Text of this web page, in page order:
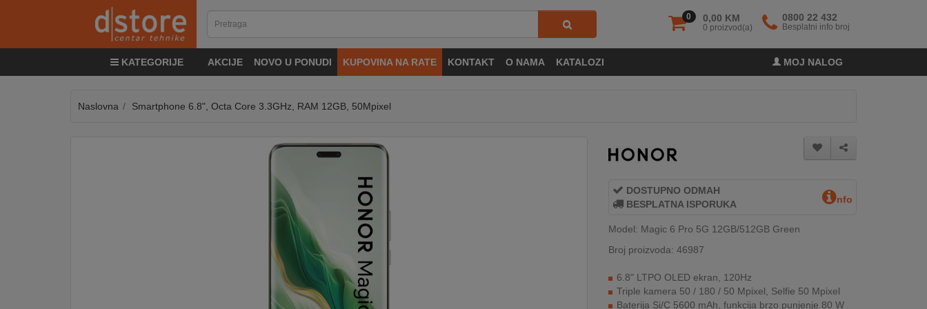
0 0,00 KM
0 proizvod(a)
0800 22 432
Besplatni info broj
KATEGORIJE AKCIJE NOVO U PONUDI KUPOVINA NA RATE KONTAKT O NAMA KATALOZI MOJ NALOG
&
Naslovna Smartphone 6.8", Octa Core 3.3GHz, RAM 12GB, 50Mpixel
DOSTUPNO ODMAH
BESPLATNA ISPORUKA
nfo
Model: Magic 6 Pro 5G 12GB/512GB Green
Broj proizvoda: 46987
6.8" LTPO OLED ekran, 120Hz
Triple kamera 50 / 180 / 50 Mpixel, Selfie 50 Mpixel
Baterija Si/C 5600 mAh, funkcija brzo punjenje 80 W